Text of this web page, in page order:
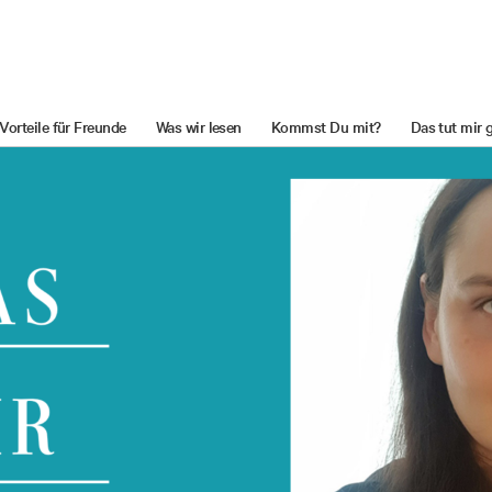
Vorteile für Freunde Was wir lesen Kommst Du mit? Das tut mir